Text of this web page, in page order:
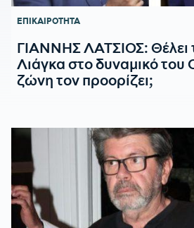
ΕΠΙΚΑΙΡΟΤΗΤΑ
ΓΙΑΝΝΗΣ ΛΑΤΣΙΟΣ: Θέλει
Λιάγκα στο δυναμικό του
ζώνη τον προορίζει;